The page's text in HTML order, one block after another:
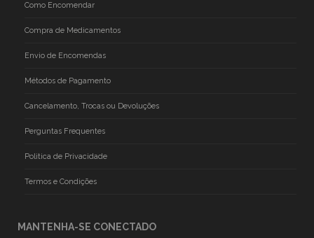
Como Encomendar
Compra de Medicamentos
Envio de Encomendas
Métodos de Pagamento
Cancelamento, Trocas ou Devoluções
Perguntas Frequentes
Politica de Privacidade
Termos e Condições
MANTENHA-SE CONECTADO